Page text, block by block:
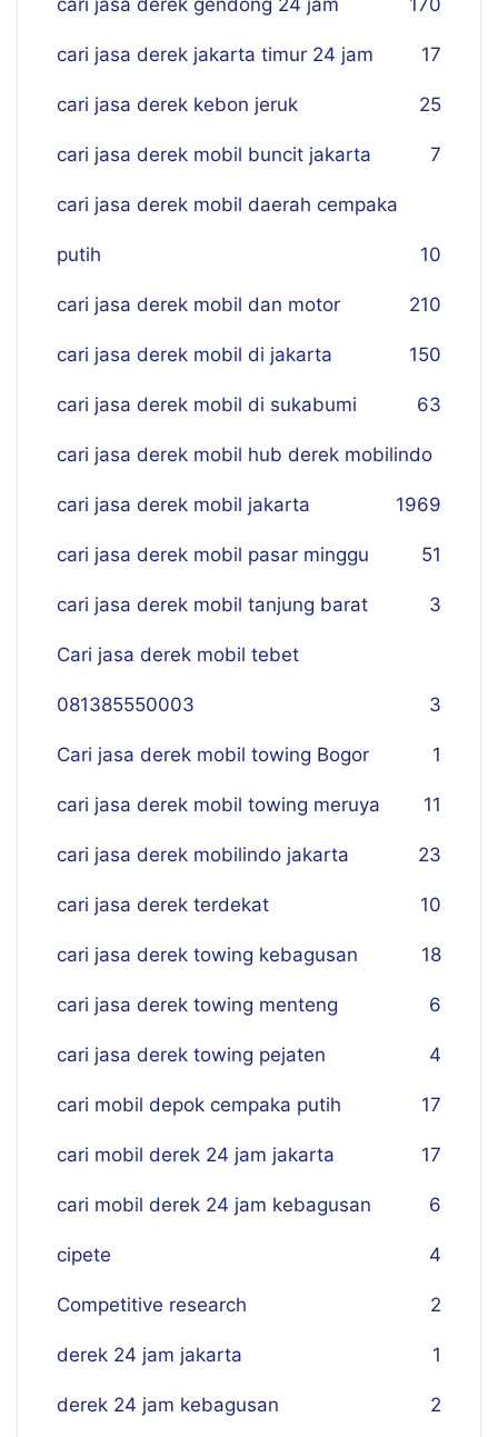
cari jasa derek gendong 24 jam 170
cari jasa derek jakarta timur 24 jam 17
cari jasa derek kebon jeruk 25
cari jasa derek mobil buncit jakarta 7
cari jasa derek mobil daerah cempaka
putih 10
cari jasa derek mobil dan motor 210
cari jasa derek mobil di jakarta 150
cari jasa derek mobil di sukabumi 63
cari jasa derek mobil hub derek mobilindo
69
cari jasa derek mobil jakarta 19
cari jasa derek mobil pasar minggu 51
cari jasa derek mobil tanjung barat 3
Cari jasa derek mobil tebet
081385550003 3
Cari jasa derek mobil towing Bogor 1
cari jasa derek mobil towing meruya 11
cari jasa derek mobilindo jakarta 23
cari jasa derek terdekat 10
cari jasa derek towing kebagusan 18
cari jasa derek towing menteng 6
cari jasa derek towing pejaten 4
cari mobil depok cempaka putih 17
cari mobil derek 24 jam jakarta 17
cari mobil derek 24 jam kebagusan 6
cipete 4
Competitive research 2
derek 24 jam jakarta 1
derek 24 jam kebagusan 2